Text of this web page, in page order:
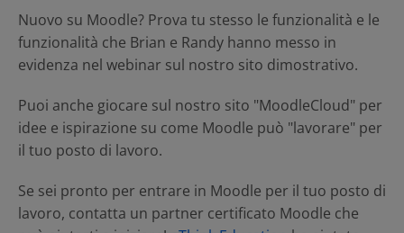
Nuovo su Moodle? Prova tu stesso le funzionalità e le
funzionalità che Brian e Randy hanno messo in
evidenza nel webinar sul nostro sito dimostrativo.
Puoi anche giocare sul nostro sito "MoodleCloud" per
idee e ispirazione su come Moodle può "lavorare" per
il tuo posto di lavoro.
Se sei pronto per entrare in Moodle per il tuo posto di
lavoro, contatta un partner certificato Moodle che